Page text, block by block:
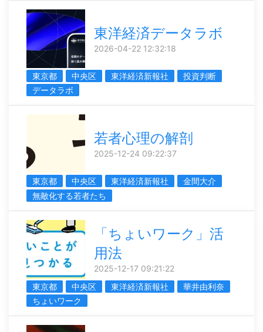
東洋経済データラボ
2026-04-22 12:32:18
東京都 中央区 東洋経済新報社
投資判断
データラボ
若者心理の解剖
2025-12-24 09:22:37
東京都 中央区 東洋経済新報社
金間大介
無敵化する若者たち
「ちょいワーク」活
用法
2025-12-17 09:21:22
東京都
中央区 東洋経済新報社
華井由利奈
ちょいワーク